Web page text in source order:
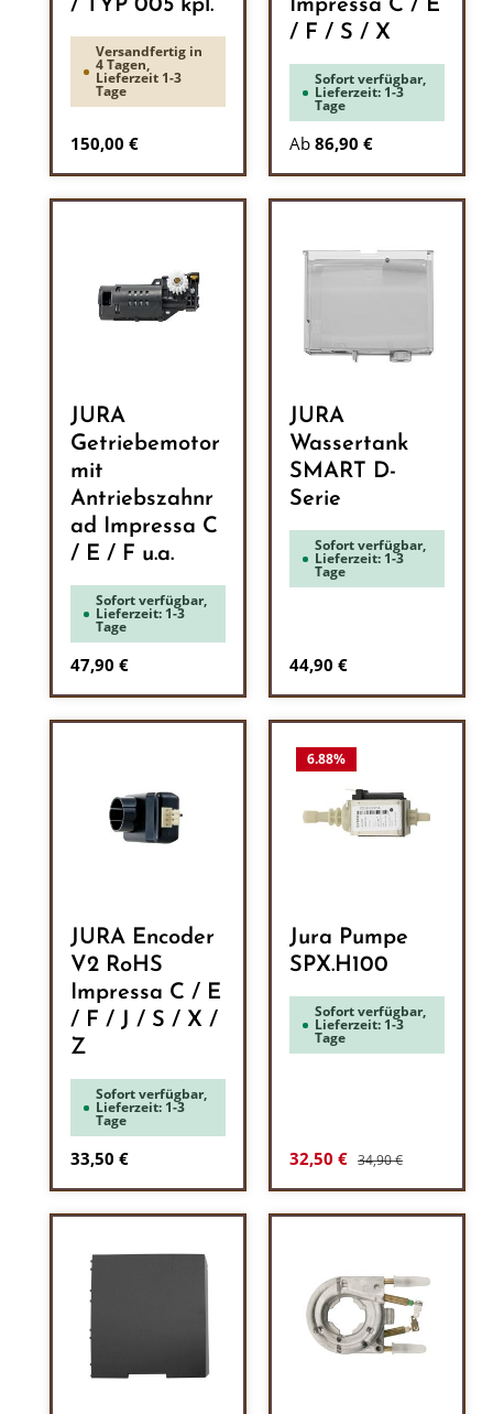
/ TYP 005 kpl.
Versandfertig in
4 Tagen,
Lieferzeit 1-3
Tage
Regulärer Preis:
150,00 €
Impressa C / E
/ F / S / X
Sofort verfügbar,
Lieferzeit: 1-3
Tage
Ab 86,90 €
JURA
Getriebemotor
mit
Antriebszahnr
ad Impressa C
/ E / F u.a.
Sofort verfügbar,
Lieferzeit: 1-3
Tage
Regulärer Preis:
47,90 €
JURA
Wassertank
SMART D-
Serie
Sofort verfügbar,
Lieferzeit: 1-3
Tage
Regulärer Preis:
44,90 €
JURA Encoder
V2 RoHS
Impressa C / E
/ F / J / S / X /
Z
Sofort verfügbar,
Lieferzeit: 1-3
Tage
Regulärer Preis:
33,50 €
6.88%
Jura Pumpe
SPX.H100
Sofort verfügbar,
Lieferzeit: 1-3
Tage
Verkaufspreis:
32,50 € Regulärer Preis:
34,90 €